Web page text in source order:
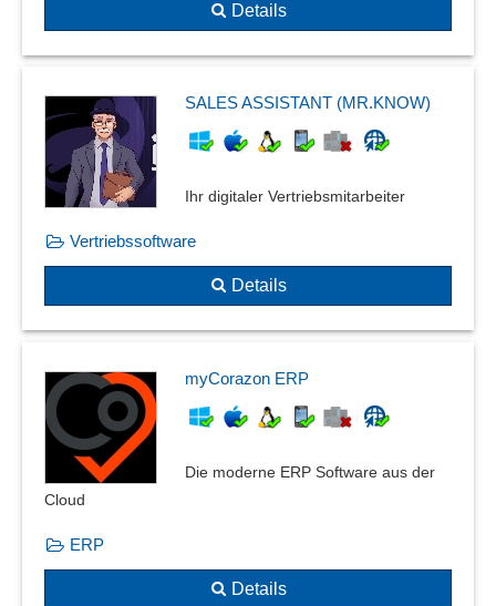
Details
SALES ASSISTANT (MR.KNOW)
Ihr digitaler Vertriebsmitarbeiter
Vertriebssoftware
Details
myCorazon ERP
Die moderne ERP Software aus der
Cloud
ERP
Details